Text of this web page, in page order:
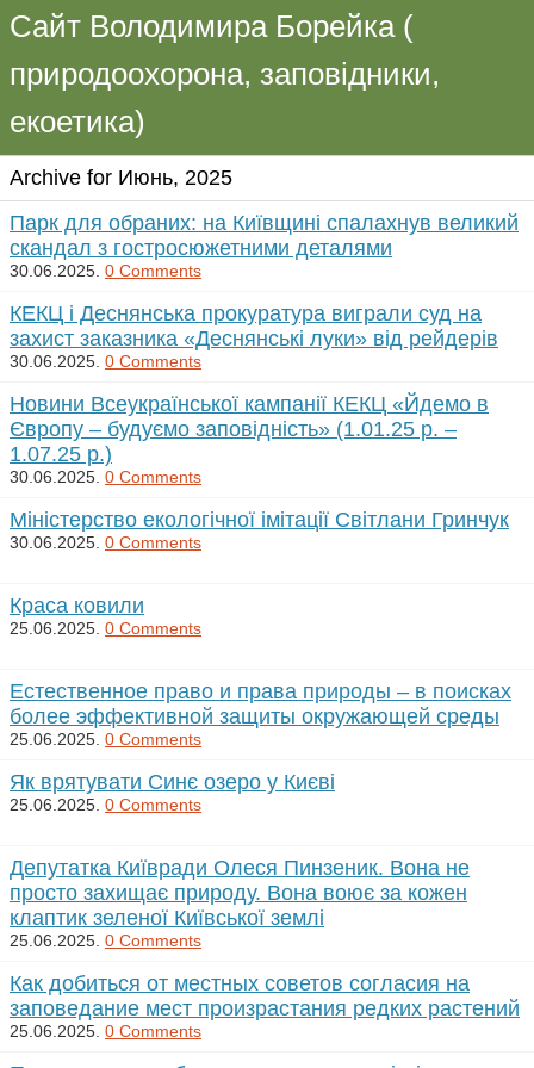
Сайт Володимира Борейка (
природоохорона, заповідники,
екоетика)
Archive for Июнь, 2025
Парк для обраних: на Київщині спалахнув великий
скандал з гостросюжетними деталями
30.06.2025. 0 Comments
КЕКЦ і Деснянська прокуратура виграли суд на
захист заказника «Деснянські луки» від рейдерів
30.06.2025. 0 Comments
Новини Всеукраїнської кампанії КЕКЦ «Йдемо в
Європу – будуємо заповідність» (1.01.25 р. –
1.07.25 р.)
30.06.2025. 0 Comments
Міністерство екологічної імітації Світлани Гринчук
30.06.2025. 0 Comments
Краса ковили
25.06.2025. 0 Comments
Естественное право и права природы – в поисках
более эффективной защиты окружающей среды
25.06.2025. 0 Comments
Як врятувати Синє озеро у Києві
25.06.2025. 0 Comments
Депутатка Київради Олеся Пинзеник. Вона не
просто захищає природу. Вона воює за кожен
клаптик зеленої Київської землі
25.06.2025. 0 Comments
Как добиться от местных советов согласия на
заповедание мест произрастания редких растений
25.06.2025. 0 Comments